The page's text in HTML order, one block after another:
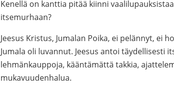
Kenellä on kanttia pitää kiinni
itsemurhaan?
Jeesus Kristus, Jumalan Poika, ei pelännyt, ei
Jumala oli luvannut. Jeesus antoi täydellisesti
lehmänkauppoja, kääntämättä takkia,
mukavuudenhalua.